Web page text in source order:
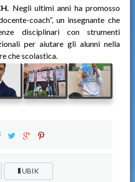
Negli ultimi anni ha promosso
coach”, un insegnante che
disciplinari con strumenti
per aiutare gli alunni nella
che scolastica.
UBIK